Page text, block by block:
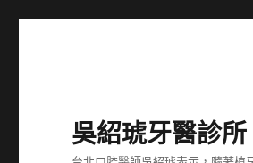
吳紹琥牙醫診所